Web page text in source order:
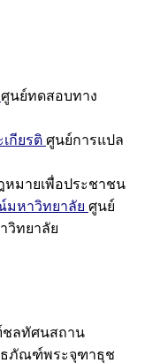
ศูนย์ทดสอบทาง
กียรติ ศูนย์การแปล
หมายเพื่อประชาชน
มหาวิทยาลัย ศูนย์
วิทยาลัย
ลทัศนสถาน
ภัณฑ์พระจุฑาธุช